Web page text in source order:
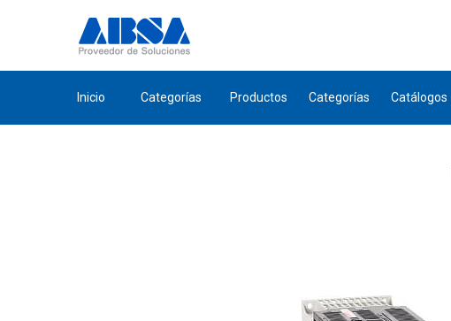
Inicio Categorías Productos Categorías Catálogos